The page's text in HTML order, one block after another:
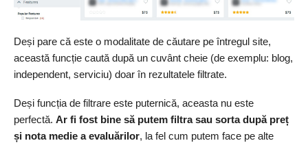
Deși pare că este o modalitate de căutare pe întregul site,
această funcție caută după un cuvânt cheie (de exemplu: blog,
independent, serviciu) doar în rezultatele filtrate.
Deși funcția de filtrare este puternică, aceasta nu este
perfectă. Ar fi fost bine să putem filtra sau sorta după preț
și nota medie a evaluărilor, la fel cum putem face pe alte